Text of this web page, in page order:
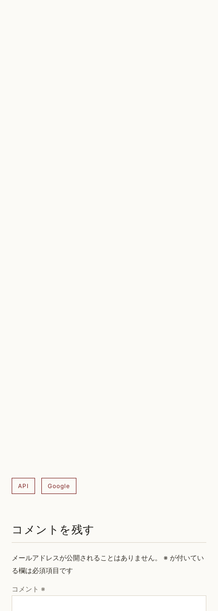
API Google
コメントを残す
メールアドレスが公開されることはありません。 ※ が付いてい
る欄は必須項目です
コメント ※